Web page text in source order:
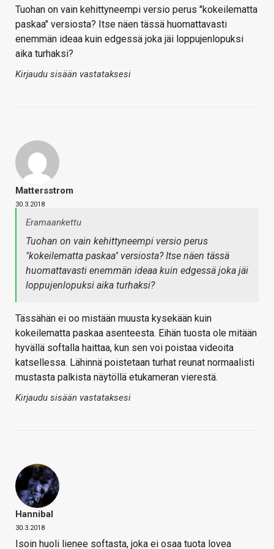
Tuohan on vain kehittyneempi versio perus "kokeilematta
paskaa" versiosta? Itse näen tässä huomattavasti
enemmän ideaa kuin edgessä joka jäi loppujenlopuksi
aika turhaksi?
Kirjaudu sisään vastataksesi
Mattersstrom
30.3.2018
Eramaankettu
Tuohan on vain kehittyneempi versio perus
"kokeilematta paskaa" versiosta? Itse näen tässä
huomattavasti enemmän ideaa kuin edgessä joka jäi
loppujenlopuksi aika turhaksi?
Tässähän ei oo mistään muusta kysekään kuin
kokeilematta paskaa asenteesta. Eihän tuosta ole mitään
hyvällä softalla haittaa, kun sen voi poistaa videoita
katsellessa. Lähinnä poistetaan turhat reunat normaalisti
mustasta palkista näytöllä etukameran vierestä.
Kirjaudu sisään vastataksesi
Hannibal
30.3.2018
Isoin huoli lienee softasta, joka ei osaa tuota lovea